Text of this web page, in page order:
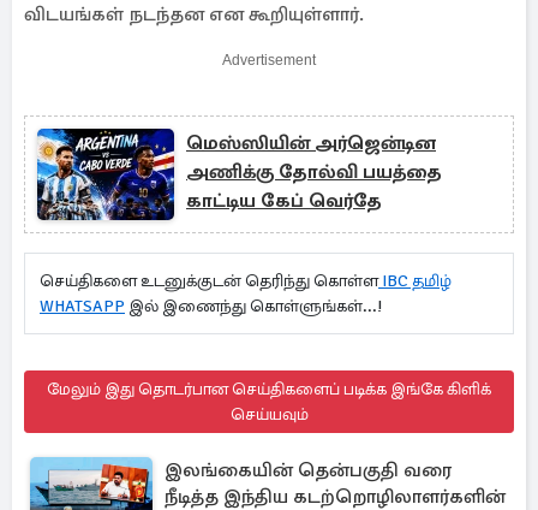
விடயங்கள் நடந்தன என கூறியுள்ளார்.
Advertisement
மெஸ்ஸியின் அர்ஜென்டின
அணிக்கு தோல்வி பயத்தை
காட்டிய கேப் வெர்தே
செய்திகளை உடனுக்குடன் தெரிந்து கொள்ளIBC தமிழ்
WHATSAPP இல் இணைந்து கொள்ளுங்கள்...!
மேலும் இது தொடர்பான செய்திகளைப் படிக்க இங்கே கிளிக்
செய்யவும்
இலங்கையின் தென்பகுதி வரை
நீடித்த இந்திய கடற்றொழிலாளர்களின்